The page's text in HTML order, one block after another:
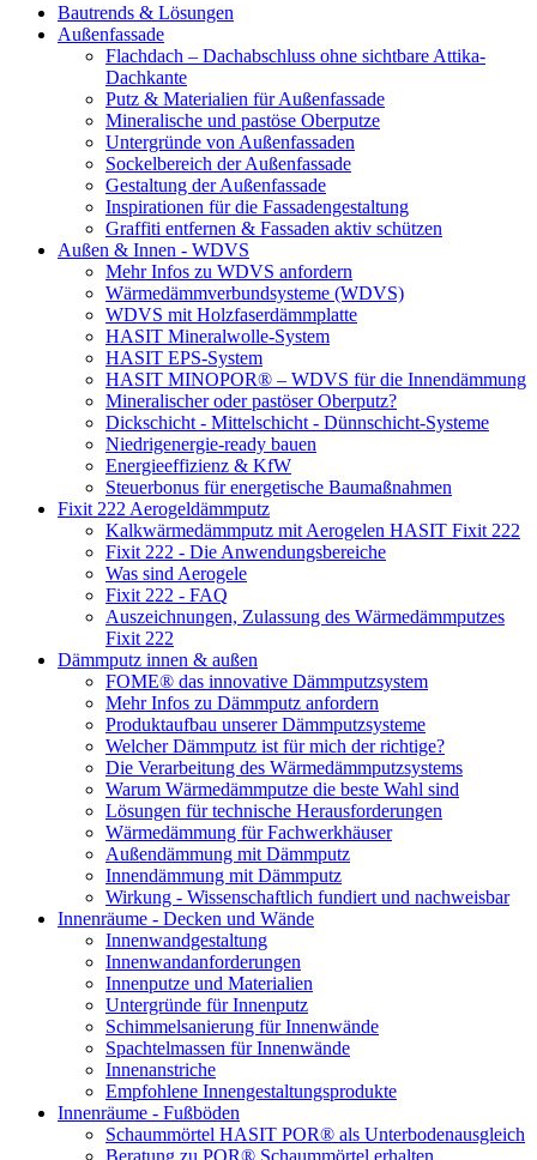
Bautrends & Lösungen
Außenfassade
Flachdach – Dachabschluss ohne sichtbare Attika-
Dachkante
Putz & Materialien für Außenfassade
Mineralische und pastöse Oberputze
Untergründe von Außenfassaden
Sockelbereich der Außenfassade
Gestaltung der Außenfassade
Inspirationen für die Fassadengestaltung
Graffiti entfernen & Fassaden aktiv schützen
Außen & Innen - WDVS
Mehr Infos zu WDVS anfordern
Wärmedämmverbundsysteme (WDVS)
WDVS mit Holzfaserdämmplatte
HASIT Mineralwolle-System
HASIT EPS-System
HASIT MINOPOR® – WDVS für die Innendämmung
Mineralischer oder pastöser Oberputz?
Dickschicht - Mittelschicht - Dünnschicht-Systeme
Niedrigenergie-ready bauen
Energieeffizienz & KfW
Steuerbonus für energetische Baumaßnahmen
Fixit 222 Aerogeldämmputz
Kalkwärmedämmputz mit Aerogelen HASIT Fixit 222
Fixit 222 - Die Anwendungsbereiche
Was sind Aerogele
Fixit 222 - FAQ
Auszeichnungen, Zulassung des Wärmedämmputzes
Fixit 222
Dämmputz innen & außen
FOME® das innovative Dämmputzsystem
Mehr Infos zu Dämmputz anfordern
Produktaufbau unserer Dämmputzsysteme
Welcher Dämmputz ist für mich der richtige?
Die Verarbeitung des Wärmedämmputzsystems
Warum Wärmedämmputze die beste Wahl sind
Lösungen für technische Herausforderungen
Wärmedämmung für Fachwerkhäuser
Außendämmung mit Dämmputz
Innendämmung mit Dämmputz
Wirkung - Wissenschaftlich fundiert und nachweisbar
Innenräume - Decken und Wände
Innenwandgestaltung
Innenwandanforderungen
Innenputze und Materialien
Untergründe für Innenputz
Schimmelsanierung für Innenwände
Spachtelmassen für Innenwände
Innenanstriche
Empfohlene Innengestaltungsprodukte
Innenräume - Fußböden
Schaummörtel HASIT POR® als Unterbodenausgleich
Beratung zu POR® Schaummörtel erhalten